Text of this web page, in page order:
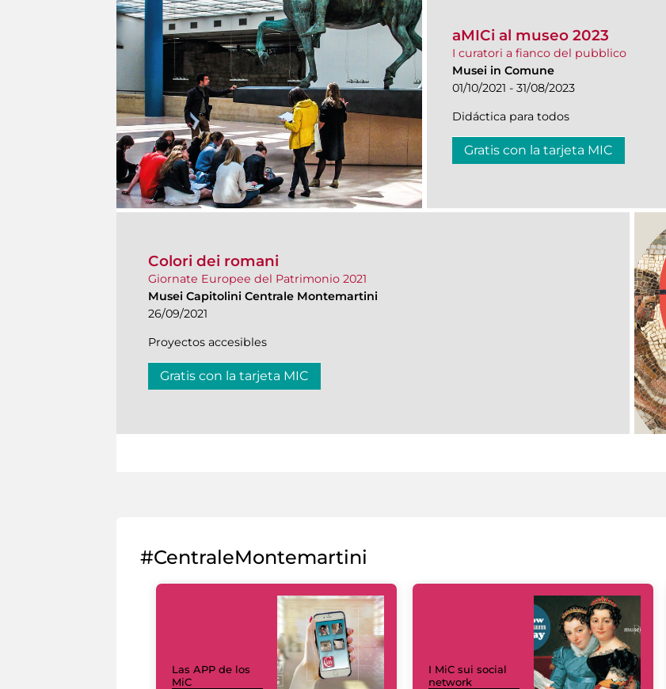
aMICi al museo 2023
I curatori a fianco del pubblico
Musei in Comune
01/10/2021 - 31/08/2023
Didáctica para todos
Gratis con la tarjeta MIC
Colori dei romani
Giornate Europee del Patrimonio 2021
Musei Capitolini Centrale Montemartini
26/09/2021
Proyectos accesibles
Gratis con la tarjeta MIC
#CentraleMontemartini
Las APP de los
MiC
I MiC sui social
network